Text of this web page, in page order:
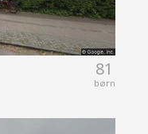
81
børn